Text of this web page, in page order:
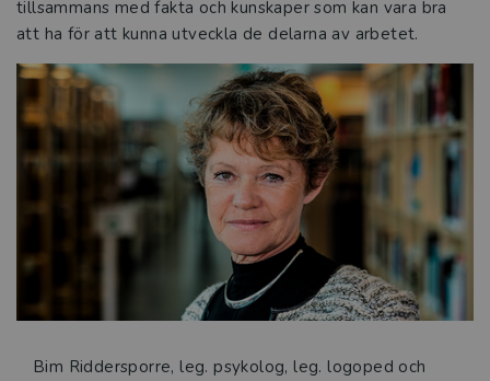
tillsammans med fakta och kunskaper som kan vara bra
att ha för att kunna utveckla de delarna av arbetet.
Bim Riddersporre, leg. psykolog, leg. logoped och